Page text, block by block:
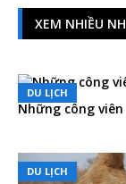
XEM NHIỀU
DU LỊCH
Những công
DU LỊCH